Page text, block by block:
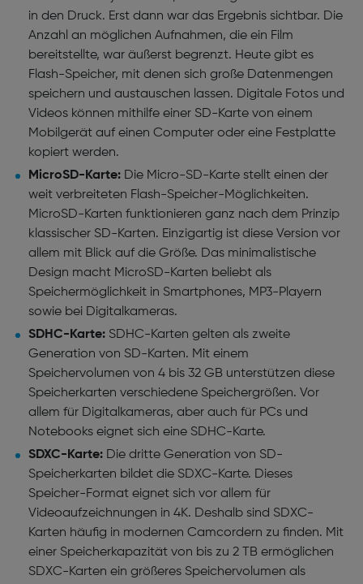
in den Druck. Erst dann war das Ergebnis sichtbar. Die
Anzahl an möglichen Aufnahmen, die ein Film
bereitstellte, war äußerst begrenzt. Heute gibt es
Flash-Speicher, mit denen sich große Datenmengen
speichern und austauschen lassen. Digitale Fotos und
Videos können mithilfe einer SD-Karte von einem
Mobilgerät auf einen Computer oder eine Festplatte
kopiert werden.
MicroSD-Karte:Die Micro-SD-Karte stellt einen der
weit verbreiteten Flash-Speicher-Möglichkeiten.
MicroSD-Karten funktionieren ganz nach dem Prinzip
klassischer SD-Karten. Einzigartig ist diese Version vor
allem mit Blick auf die Größe. Das minimalistische
Design macht MicroSD-Karten beliebt als
Speichermöglichkeit in Smartphones, MP3-Playern
sowie bei Digitalkameras.
SDHC-Karte:SDHC-Karten gelten als zweite
Generation von SD-Karten. Mit einem
Speichervolumen von 4 bis 32 GB unterstützen diese
Speicherkarten verschiedene Speichergrößen. Vor
allem für Digitalkameras, aber auch für PCs und
Notebooks eignet sich eine SDHC-Karte.
SDXC-Karte:Die dritte Generation von SD-
Speicherkarten bildet die SDXC-Karte. Dieses
Speicher-Format eignet sich vor allem für
Videoaufzeichnungen in 4K. Deshalb sind SDXC-
Karten häufig in modernen Camcordern zu finden. Mit
einer Speicherkapazität von bis zu 2 TB ermöglichen
SDXC-Karten ein größeres Speichervolumen als